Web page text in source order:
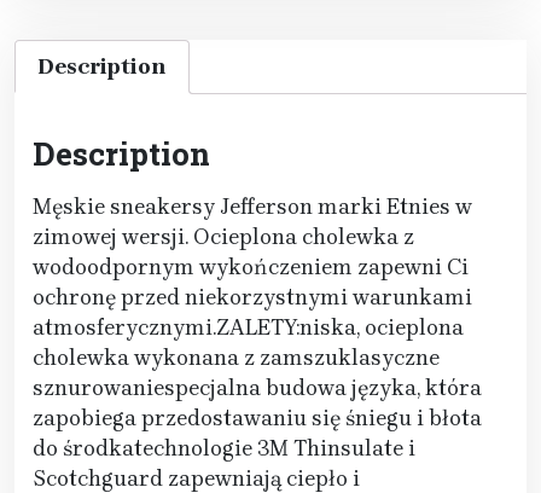
Description
Description
Męskie sneakersy Jefferson marki Etnies w
zimowej wersji. Ocieplona cholewka z
wodoodpornym wykończeniem zapewni Ci
ochronę przed niekorzystnymi warunkami
atmosferycznymi.ZALETY:niska, ocieplona
cholewka wykonana z zamszuklasyczne
sznurowaniespecjalna budowa języka, która
zapobiega przedostawaniu się śniegu i błota
do środkatechnologie 3M Thinsulate i
Scotchguard zapewniają ciepło i